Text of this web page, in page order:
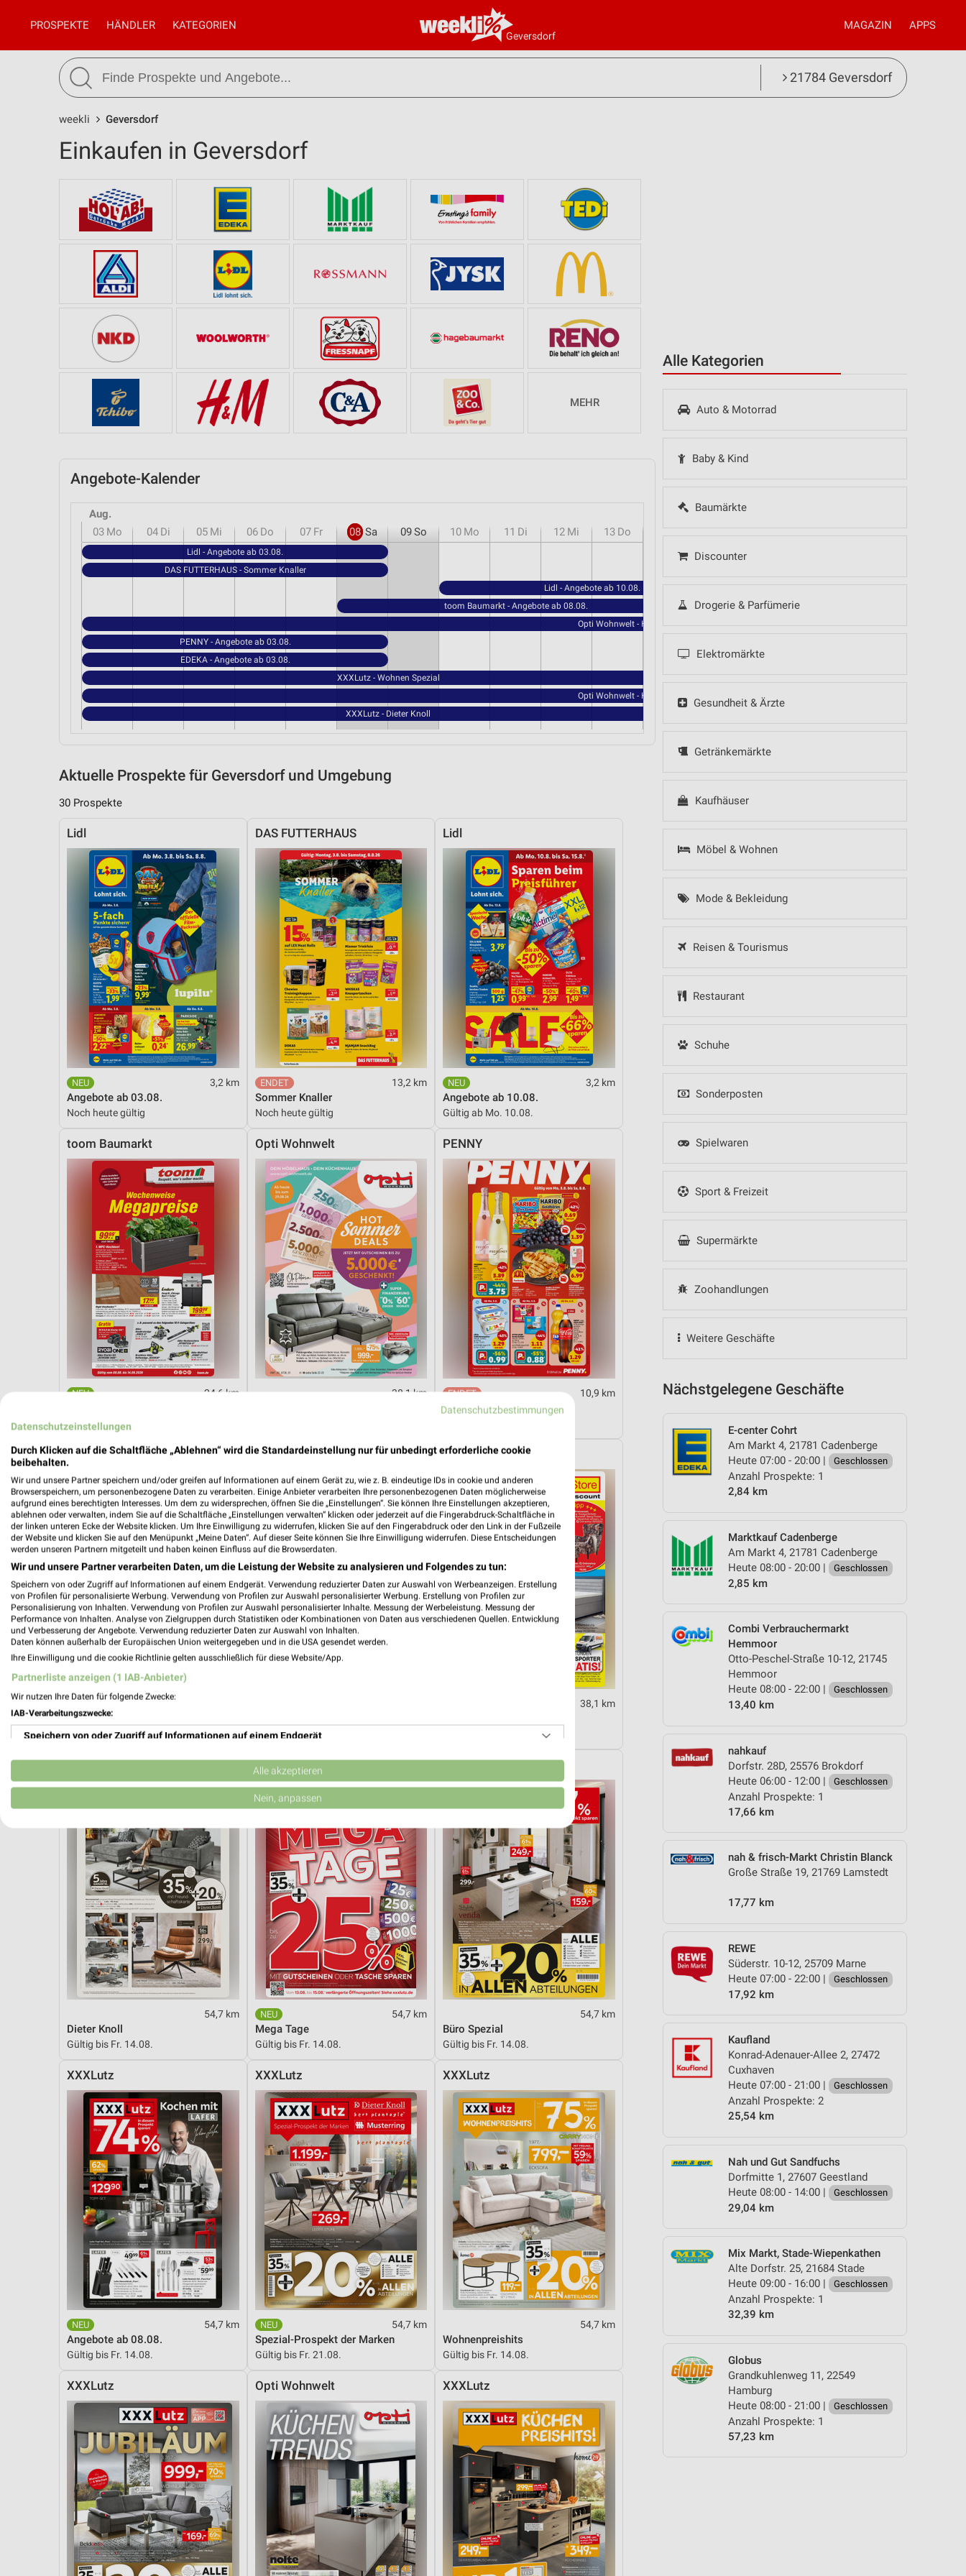
Geversdorf
PROSPEKTE HÄNDLER KATEGORIEN MAGAZIN APPS
21784 Geversdorf
weekli Geversdorf
Alle Kategorien
Auto & Motorrad
Baby & Kind
Baumärkte
Discounter
Drogerie & Parfümerie
Elektromärkte
Gesundheit & Ärzte
Getränkemärkte
Kaufhäuser
Möbel & Wohnen
Mode & Bekleidung
Reisen & Tourismus
Restaurant
Schuhe
Sonderposten
Spielwaren
Sport & Freizeit
Supermärkte
Zoohandlungen
Weitere Geschäfte
Nächstgelegene Geschäfte
E-center Cohrt
Am Markt 4, 21781 Cadenberge
Heute 07:00 - 20:00 |
Geschlossen
Anzahl Prospekte: 1
2,84 km
Marktkauf Cadenberge
Am Markt 4, 21781 Cadenberge
Heute 08:00 - 20:00 |
Geschlossen
2,85 km
Combi Verbrauchermarkt
Hemmoor
Otto-Peschel-Straße 10-12, 21745
Hemmoor
Heute 08:00 - 22:00 |
Geschlossen
13,40 km
nahkauf
Dorfstr. 28D, 25576 Brokdorf
Heute 06:00 - 12:00 |
Geschlossen
Anzahl Prospekte: 1
17,66 km
nah & frisch-Markt Christin Blanck
Große Straße 19, 21769 Lamstedt
17,77 km
REWE
Süderstr. 10-12, 25709 Marne
Heute 07:00 - 22:00 |
Geschlossen
17,92 km
Kaufland
Konrad-Adenauer-Allee 2, 27472
Cuxhaven
Heute 07:00 - 21:00 |
Geschlossen
Anzahl Prospekte: 2
25,54 km
Nah und Gut Sandfuchs
Dorfmitte 1, 27607 Geestland
Heute 08:00 - 14:00 |
Geschlossen
29,04 km
Mix Markt, Stade-Wiepenkathen
Alte Dorfstr. 25, 21684 Stade
Heute 09:00 - 16:00 |
Geschlossen
Anzahl Prospekte: 1
32,39 km
Globus
Grandkuhlenweg 11, 22549
Hamburg
Heute 08:00 - 21:00 |
Geschlossen
Anzahl Prospekte: 1
57,23 km
Einkaufen in Geversdorf
MEHR
Angebote-Kalender
Aug.
03 Mo 04 Di 05 Mi 06 Do 07 Fr 08 Sa 09So 10 Mo 11 Di 12 Mi 13 Do
Lidl - Angebote ab 03.08.
DAS FUTTERHAUS - Sommer Knaller
Lidl - Angebote ab 10.08.
toom Baumarkt - Angebote ab 08.08.
Opti Wohnwelt - Hot Sommer Sale
PENNY - Angebote ab 03.08.
EDEKA - Angebote ab 03.08.
XXXLutz - Wohnen Spezial
Opti Wohnwelt - Hot Sommer Sale
XXXLutz - Dieter Knoll
Aktuelle Prospekte für Geversdorf und Umgebung
30 Prospekte
Lidl
3,2 km
Angebote ab 03.08.
Noch heute gültig
DAS FUTTERHAUS
13,2 km
Sommer Knaller
Noch heute gültig
Lidl
3,2 km
Angebote ab 10.08.
Gültig ab Mo. 10.08.
toom Baumarkt
24,6 km
Gültig bis Fr. 14.08.
Opti Wohnwelt
38,1 km
PENNY
10,9 km
Angebote ab 03.08.
EDEKA
Angebote ab 03.08.
Noch heute gültig
XXXLutz
Gültig bis Fr. 14.08.
Opti Wohnwelt
38,1 km
XXXLutz
54,7 km
Dieter Knoll
Gültig bis Fr. 14.08.
XXXLutz
54,7 km
Mega Tage
Gültig bis Fr. 14.08.
XXXLutz
54,7 km
Büro Spezial
Gültig bis Fr. 14.08.
XXXLutz
54,7 km
Angebote ab 08.08.
Gültig bis Fr. 14.08.
XXXLutz
54,7 km
Spezial-Prospekt der Marken
Gültig bis Fr. 21.08.
XXXLutz
54,7 km
Wohnenpreishits
Gültig bis Fr. 14.08.
XXXLutz Opti Wohnwelt XXXLutz
Datenschutzbestimmungen
Datenschutzeinstellungen
Durch Klicken auf die Schaltfläche „Ablehnen“ wird die Standardeinstellung nur für unbedingt erforderliche cookie
beibehalten.
Wir und unsere Partner speichern und/oder greifen auf Informationen auf einem Gerät zu, wie z. B. eindeutige IDs in cookie und anderen
Browserspeichern, um personenbezogene Daten zu verarbeiten. Einige Anbieter verarbeiten Ihre personenbezogenen Daten möglicherweise
aufgrund eines berechtigten Interesses. Um dem zu widersprechen, öffnen Sie die „Einstellungen“. Sie können Ihre Einstellungen akzeptieren,
ablehnen oder verwalten, indem Sie auf die Schaltfläche „Einstellungen verwalten“ klicken oder jederzeit auf die Fingerabdruck-Schaltfläche in
der linken unteren Ecke der Website klicken. Um Ihre Einwilligung zu widerrufen, klicken Sie auf den Fingerabdruck oder den Link in der Fußzeile
der Website und klicken Sie auf den Menüpunkt „Meine Daten“. Auf dieser Seite können Sie Ihre Einwilligung widerrufen. Diese Entscheidungen
werden unseren Partnern mitgeteilt und haben keinen Einfluss auf die Browserdaten.
Wir und unsere Partner verarbeiten Daten, um die Leistung der Website zu analysieren und Folgendes zu tun:
Speichern von oder Zugriff auf Informationen auf einem Endgerät. Verwendung reduzierter Daten zur Auswahl von Werbeanzeigen. Erstellung
von Profilen für personalisierte Werbung. Verwendung von Profilen zur Auswahl personalisierter Werbung. Erstellung von Profilen zur
Personalisierung von Inhalten. Verwendung von Profilen zur Auswahl personalisierter Inhalte. Messung der Werbeleistung. Messung der
Performance von Inhalten. Analyse von Zielgruppen durch Statistiken oder Kombinationen von Daten aus verschiedenen Quellen. Entwicklung
und Verbesserung der Angebote. Verwendung reduzierter Daten zur Auswahl von Inhalten.
Daten können außerhalb der Europäischen Union weitergegeben und in die USA gesendet werden.
Ihre Einwilligung und die cookie Richtlinie gelten ausschließlich für diese Website/App.
Partnerliste anzeigen (1 IAB-Anbieter)
Wir nutzen Ihre Daten für folgende Zwecke:
IAB-Verarbeitungszwecke:
Speichern von oder Zugriff auf Informationen auf einem Endgerät
Verwendung reduzierter Daten zur Auswahl von Werbeanzeigen
Erstellung von Profilen für personalisierte Werbung
Erstellung von Profilen zur Personalisierung von Inhalten
Verwendung von Profilen zur Auswahl personalisierter Inhalte
Messung der Werbeleistung
Messung der Performance von Inhalten
Analyse von Zielgruppen durch Statistiken oder Kombinationen von Daten aus verschiedenen
Entwicklung und Verbesserung der Angebote
Verwendung reduzierter Daten zur Auswahl von Inhalten
Verwendung genauer Standortdaten
Geräte anhand von aktiv angeforderten Informationen identifizieren
Nicht-IAB-Verarbeitungszwecke:
Alle akzeptieren
Nein, anpassen